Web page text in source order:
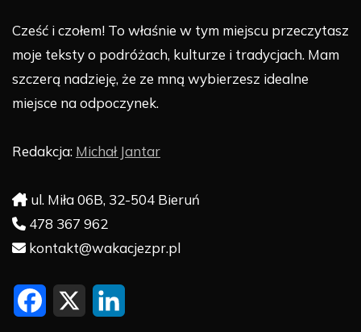
Cześć i czołem! To właśnie w tym miejscu przeczytasz
moje teksty o podróżach, kulturze i tradycjach. Mam
szczerą nadzieję, że ze mną wybierzesz idealne
miejsce na odpoczynek.
Redakcja: Michał Jantar
ul. Miła 06B, 32-504 Bieruń
478 367 962
kontakt@wakacjezpr.pl
F X